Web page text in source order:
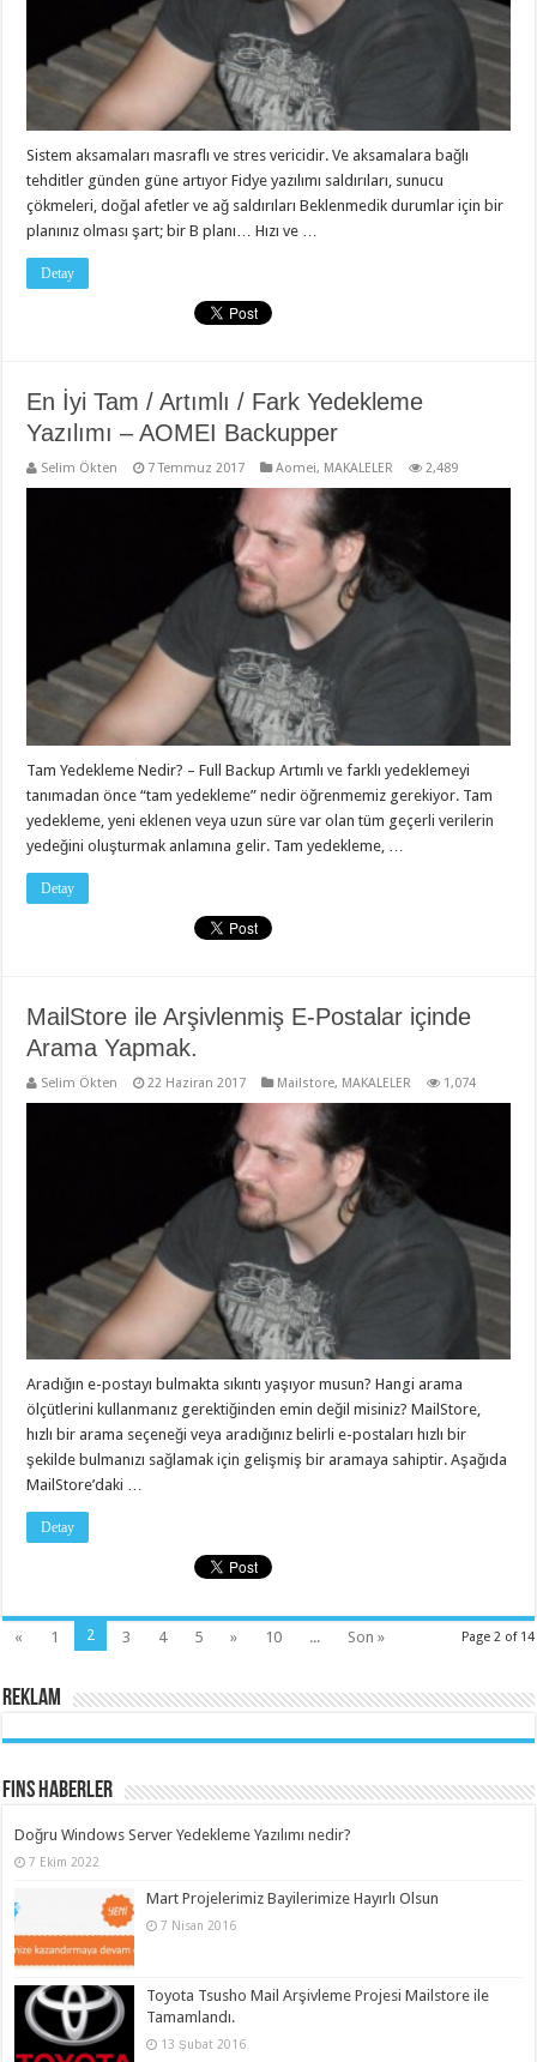
Sistem aksamaları masraflı ve stres vericidir. Ve aksamalara bağlı
tehditler günden güne artıyor Fidye yazılımı saldırıları, sunucu
çökmeleri, doğal afetler ve ağ saldırıları Beklenmedik durumlar için bir
planınız olması şart; bir B planı… Hızı ve …
Detay
En İyi Tam / Artımlı / Fark Yedekleme
Yazılımı – AOMEI Backupper
Selim Ökten 7 Temmuz 2017 Aomei, MAKALELER 2,489
Tam Yedekleme Nedir? – Full Backup Artımlı ve farklı yedeklemeyi
tanımadan önce “tam yedekleme” nedir öğrenmemiz gerekiyor. Tam
yedekleme, yeni eklenen veya uzun süre var olan tüm geçerli verilerin
yedeğini oluşturmak anlamına gelir. Tam yedekleme, …
Detay
MailStore ile Arşivlenmiş E-Postalar içinde
Arama Yapmak.
Selim Ökten 22 Haziran 2017 Mailstore, MAKALELER 1,074
Aradığın e-postayı bulmakta sıkıntı yaşıyor musun? Hangi arama
ölçütlerini kullanmanız gerektiğinden emin değil misiniz? MailStore,
hızlı bir arama seçeneği veya aradığınız belirli e-postaları hızlı bir
şekilde bulmanızı sağlamak için gelişmiş bir aramaya sahiptir. Aşağıda
MailStore’daki …
Detay
Page 2 of 14
« 1 2 3 4 5 » 10 ... Son »
Reklam
Fins Haberler
Doğru Windows Server Yedekleme Yazılımı nedir?
7 Ekim 2022
Mart Projelerimiz Bayilerimize Hayırlı Olsun
7 Nisan 2016
Toyota Tsusho Mail Arşivleme Projesi Mailstore ile
Tamamlandı.
13 Şubat 2016